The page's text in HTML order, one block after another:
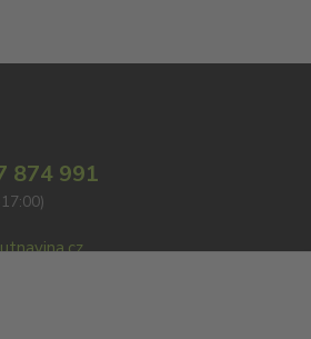
874 991